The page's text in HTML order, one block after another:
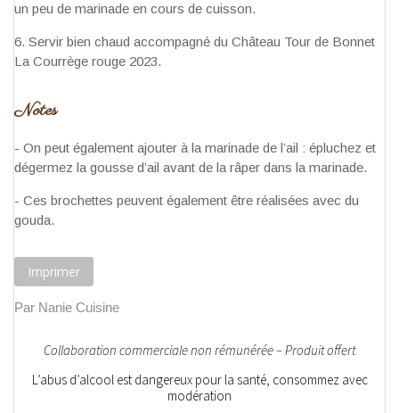
un peu de marinade en cours de cuisson.
Servir bien chaud accompagné du Château Tour de Bonnet
La Courrège rouge 2023.
Notes
- On peut également ajouter à la marinade de l’ail : épluchez et
dégermez la gousse d’ail avant de la râper dans la marinade.
- Ces brochettes peuvent également être réalisées avec du
gouda.
Imprimer
Par Nanie Cuisine
Collaboration commerciale non rémunérée – Produit offert
L’abus d’alcool est dangereux pour la santé, consommez avec
modération